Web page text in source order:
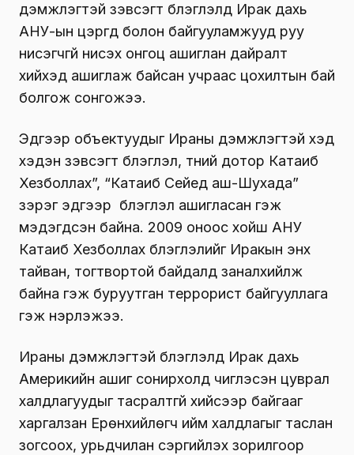
дэмжлэгтэй зэвсэгт бүлэглэлүүд Ирак дахь
АНУ-ын цэргүүд болон байгууламжууд руу
нисэгчгүй нисэх онгоц ашиглан дайралт
хийхэд ашиглаж байсан учраас цохилтын бай
болгож сонгожээ.
Эдгээр объектуудыг Ираны дэмжлэгтэй хэд
хэдэн зэвсэгт бүлэглэл, түүний дотор Катаиб
Хезболлах”, “Катаиб Сейед аш-Шухада”
зэрэг эдгээр бүлэглэл ашигласан гэж
мэдэгдсэн байна. 2009 оноос хойш АНУ
Катаиб Хезболлах бүлэглэлийг Иракын энх
тайван, тогтвортой байдалд заналхийлж
байна гэж буруутган террорист байгууллага
гэж нэрлэжээ.
Ираны дэмжлэгтэй бүлэглэлүүд Ирак дахь
Америкийн ашиг сонирхолд чиглэсэн цуврал
халдлагуудыг тасралтгүй хийсээр байгааг
харгалзан Ерөнхийлөгч ийм халдлагыг таслан
зогсоох, урьдчилан сэргийлэх зорилгоор